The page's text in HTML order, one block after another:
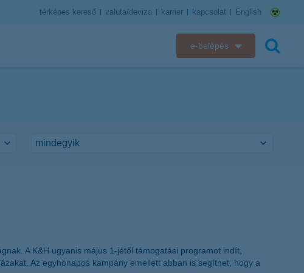
térképes kereső valuta/deviza karrier kapcsolat English
e-belépés
K&H e-kártyafelület
A K&H ugyanis május 1-jétől támogatási programot indít,
Az egyhónapos kampány emellett abban is segíthet, hogy a